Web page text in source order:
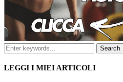
LEGGI I MIEI ARTICOLI